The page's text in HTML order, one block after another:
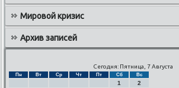
Мировой кризис
Архив записей
Сегодня: Пятница, 7 Августа
Пн Вт Ср Чт Пт Сб Вс
1
2